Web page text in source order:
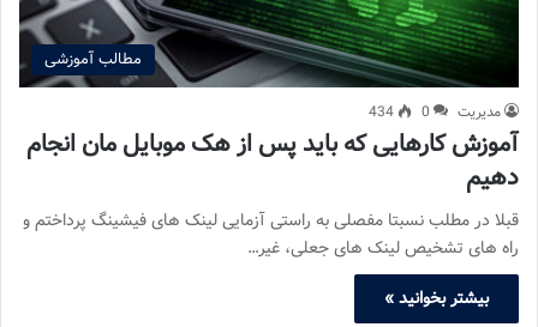
مطالب آموزشی
مدیریت 0
434
آموزش کارهایی که باید پس از هک موبایل مان انجام
دهیم
قبلا در مطلب نسبتا مفصلی به راستی آزمایی لینک های فیشینگ پرداختم و
راه های تشخیص لینک های جعلی، غیر…
بیشتر بخوانید »